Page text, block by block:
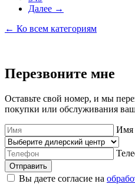
Далее →
← Ко всем категориям
Перезвоните мне
Оставьте свой номер, и мы
покупки или обслуживания
Имя
Отправить
Вы даете согласие на